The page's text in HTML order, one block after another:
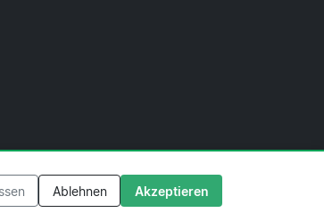
·Redaktionelle Richtlinie
Ablehnen Akzeptieren